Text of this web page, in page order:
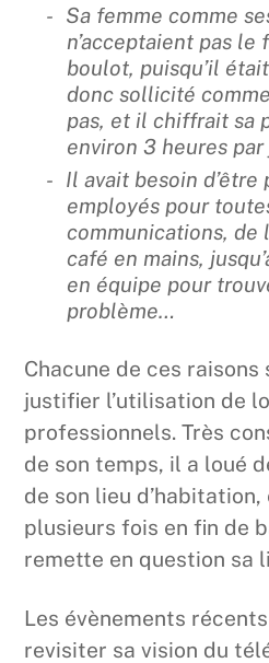
Sa femme comme
n’acceptaient pas le
boulot, puisqu’il
donc sollicité
pas, et il chiffrait sa
environ 3 heures par
Il avait besoin d’être
employés pour
communications, de
café en mains,
en équipe pour
problème…
Chacune de ces
justifier l’utilisation de
professionnels. Très
de son temps, il a loué
de son lieu
plusieurs fois en fin de
remette en question sa
Les évènements
revisiter sa vision du